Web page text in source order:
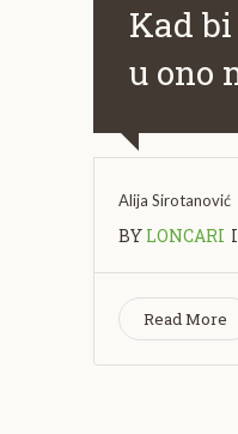
Kad
u ono
Alija Sirotanović
BY LONCARI
Read More